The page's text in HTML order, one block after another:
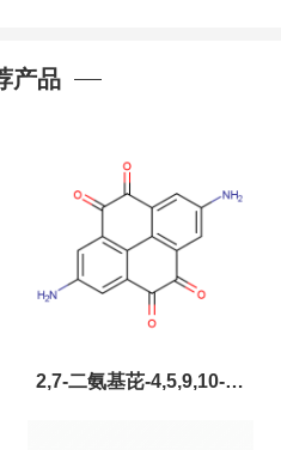
产品
2,7-二氨基芘-4,5,9,10-四